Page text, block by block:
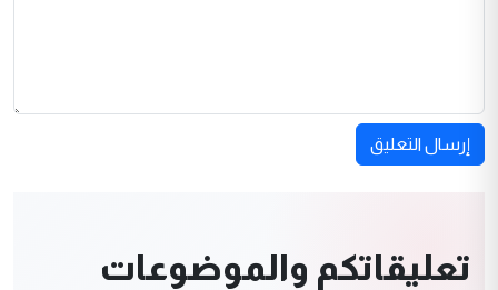
إرسال التعليق
تعليقاتكم والموضوعات